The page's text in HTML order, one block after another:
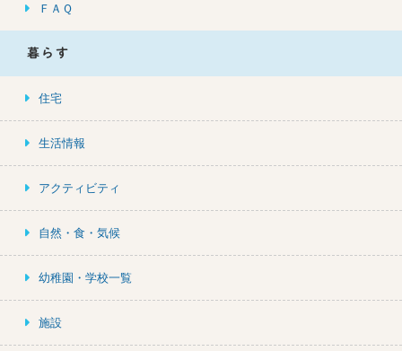
ＦＡＱ
暮らす
住宅
生活情報
アクティビティ
自然・食・気候
幼稚園・学校一覧
施設